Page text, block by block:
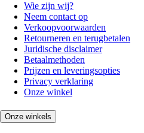
Wie zijn wij?
Neem contact op
Verkoopvoorwaarden
Retourneren en terugbetalen
Juridische disclaimer
Betaalmethoden
Prijzen en leveringsopties
Privacy verklaring
Onze winkel
Onze winkels